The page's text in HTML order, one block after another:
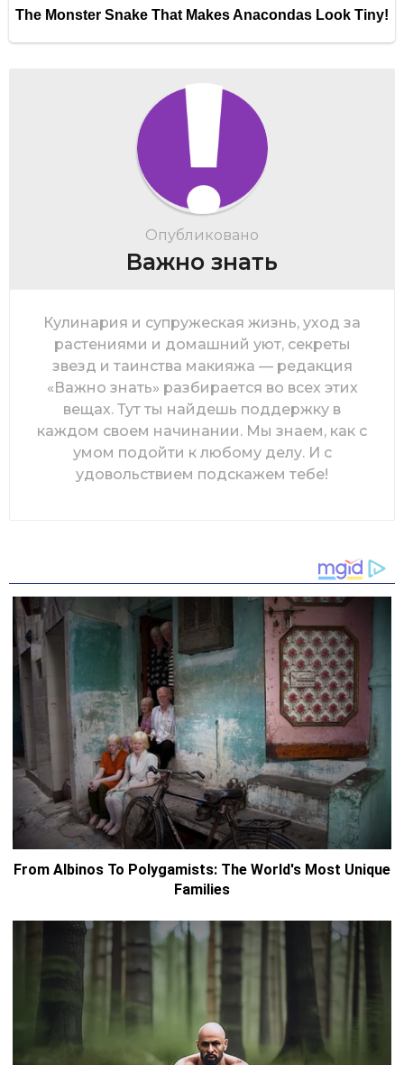
Опубликовано
Важно знать
Кулинария и супружеская жизнь, уход за
растениями и домашний уют, секреты
звезд и таинства макияжа — редакция
«Важно знать» разбирается во всех этих
вещах. Тут ты найдешь поддержку в
каждом своем начинании. Мы знаем, как с
умом подойти к любому делу. И с
удовольствием подскажем тебе!